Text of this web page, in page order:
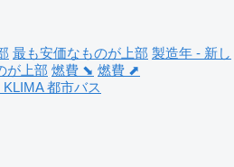
最も安価なものが上部 製造年 - 新し
が上部 燃費 ⬊ 燃費 ⬈